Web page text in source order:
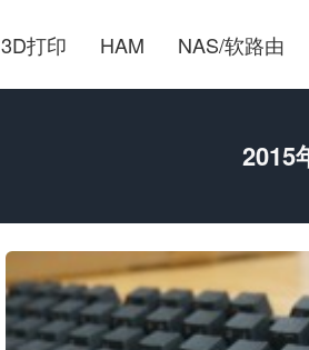
3D打印 HAM NAS/软路由
2015